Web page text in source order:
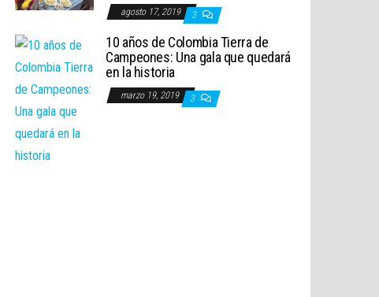
agosto 17, 2019 3
10 años de Colombia Tierra de
Campeones: Una gala que quedará
en la historia
marzo 19, 2019 3